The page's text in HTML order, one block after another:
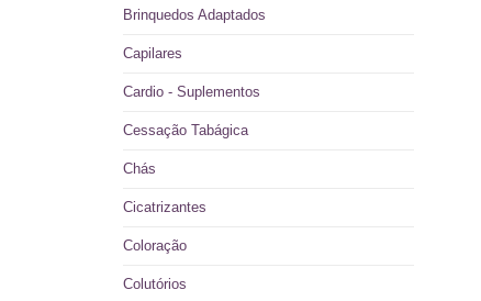
Brinquedos Adaptados
Capilares
Cardio - Suplementos
Cessação Tabágica
Chás
Cicatrizantes
Coloração
Colutórios